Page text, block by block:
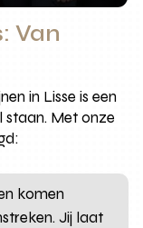
Van
in Lisse is een
Met onze
komen
Jij laat